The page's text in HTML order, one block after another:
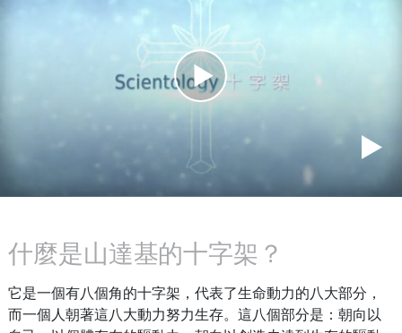
什麼是山達基的十字架？
它是一個有八個角的十字架，代表了生命動力的八大部分，
而一個人朝著這八大動力努力生存。 這八個部分是：朝向以